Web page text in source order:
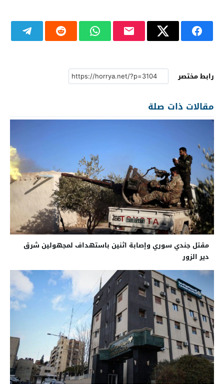
رابط مختصر
مقالات ذات صلة
مقتل جندي سوري وإصابة اثنين باستهداف لمجهولين شرق
دير الزور